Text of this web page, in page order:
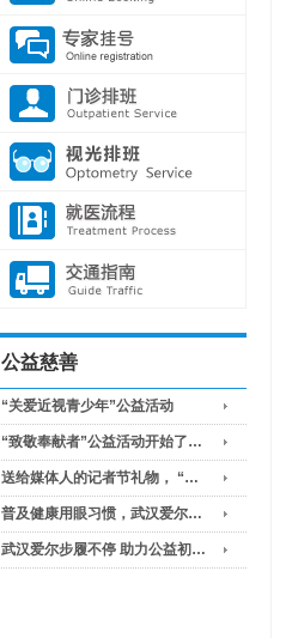
公益慈善
“关爱近视青少年”公益活动
“致敬奉献者”公益活动开始了…
送给媒体人的记者节礼物， “…
普及健康用眼习惯，武汉爱尔…
武汉爱尔步履不停 助力公益初…